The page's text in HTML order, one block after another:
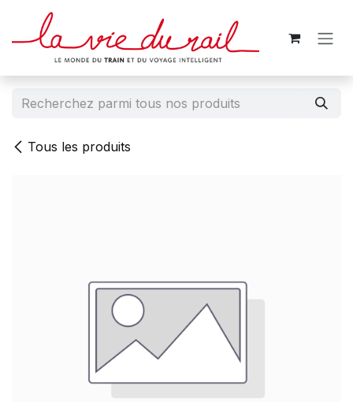
Se rendre au contenu
Tous les produits